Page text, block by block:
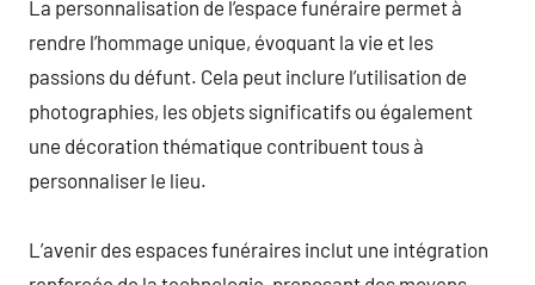
La personnalisation de l’espace funéraire permet à
rendre l’hommage unique, évoquant la vie et les
passions du défunt. Cela peut inclure l’utilisation de
photographies, les objets significatifs ou également
une décoration thématique contribuent tous à
personnaliser le lieu.
L’avenir des espaces funéraires inclut une intégration